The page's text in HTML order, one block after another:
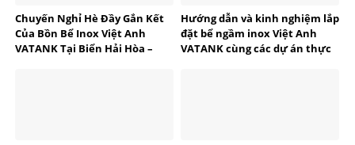
Chuyến Nghỉ Hè Đầy Gắn Kết
Của Bồn Bể Inox Việt Anh
VATANK Tại Biển Hải Hòa –
Hướng dẫn và kinh nghiệm lắp
đặt bể ngầm inox Việt Anh
VATANK cùng các dự án thực